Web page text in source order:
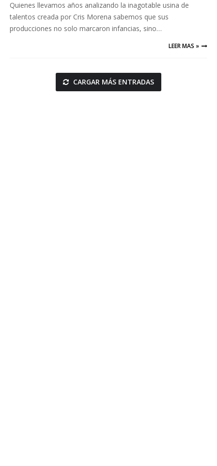
Quienes llevamos años analizando la inagotable usina de
talentos creada por Cris Morena sabemos que sus
producciones no solo marcaron infancias, sino…
LEER MAS »
CARGAR MÁS ENTRADAS